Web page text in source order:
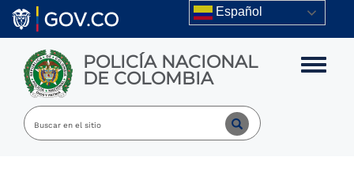
Skip to main content Español
POLICÍA NACIONAL
DE COLOMBIA Toggle